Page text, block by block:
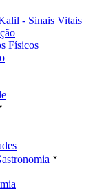
- Sinais Vitais
Físicos